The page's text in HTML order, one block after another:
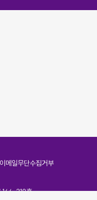
이메일무단수집거부
319호